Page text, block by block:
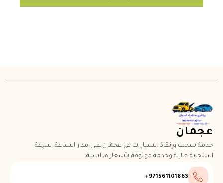
عجمان
خدمة سحب وإنقاذ السيارات في عجمان على مدار الساعة. سرعة
استجابة عالية وخدمة موثوقة بأسعار مناسبة.
971561101863+